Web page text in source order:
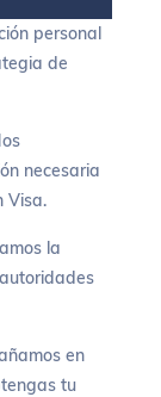
personal
de
necesaria
Visa.
la
en
tu